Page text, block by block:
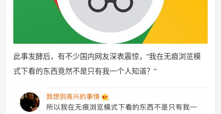
此事发酵后，有不少国内网友深表震惊，“我在无痕浏览模
式下看的东西竟然不是只有我一个人知道？”